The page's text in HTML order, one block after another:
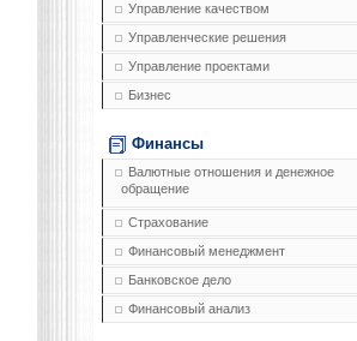
Управление качеством
Управленческие решения
Управление проектами
Бизнес
Финансы
Валютные отношения и денежное
обращение
Страхование
Финансовый менеджмент
Банковское дело
Финансовый анализ